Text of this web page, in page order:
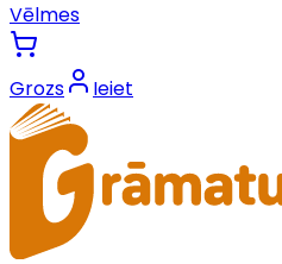
Vēlmes
Grozs Ieiet